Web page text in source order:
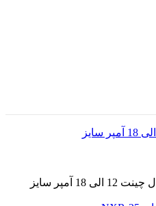
بی متال چینت 12 الی 18 آمپر سایز